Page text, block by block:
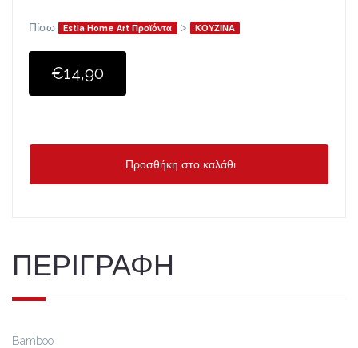
Πίσω Estia Home Art Προϊόντα > ΚΟΥΖΙΝΑ
€14,90
Προσθήκη στο καλάθι
ΠΕΡΙΓΡΑΦΗ
Bamboo